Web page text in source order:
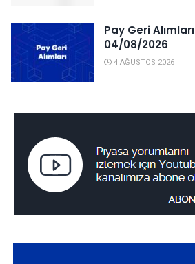
Pay Geri Alımları
04/08/2026
4 AĞUSTOS 2026